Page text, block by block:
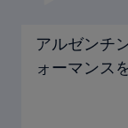
アルゼンチ
ォーマンス